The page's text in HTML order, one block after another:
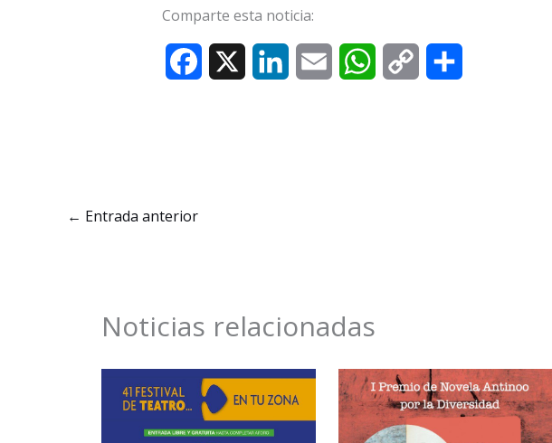
Comparte esta noticia:
W
← Entrada anterior
Noticias relacionadas